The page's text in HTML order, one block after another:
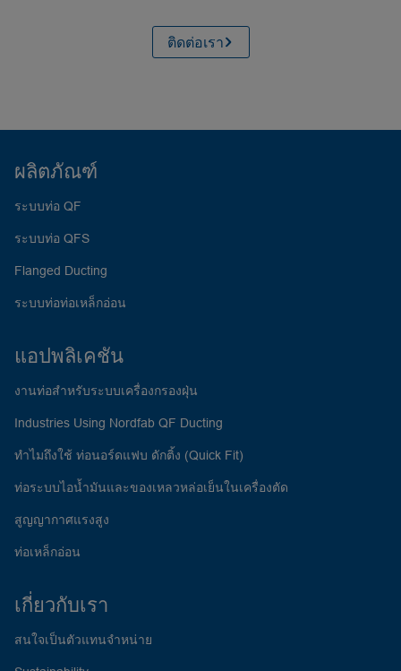
ติดต่อเรา
ผลิตภัณฑ์
ระบบท่อ QF
ระบบท่อ QFS
Flanged Ducting
ระบบท่อท่อเหล็กอ่อน
แอปพลิเคชัน
งานท่อสำหรับระบบเครื่องกรองฝุ่น
Industries Using Nordfab QF Ducting
ทำไมถึงใช้ ท่อนอร์ดแฟบ ดักติ้ง (Quick Fit)
ท่อระบบไอน้ำมันและของเหลวหล่อเย็นในเครื่องตัด
สูญญากาศแรงสูง
ท่อเหล็กอ่อน
เกี่ยวกับเรา
สนใจเป็นตัวแทนจำหน่าย